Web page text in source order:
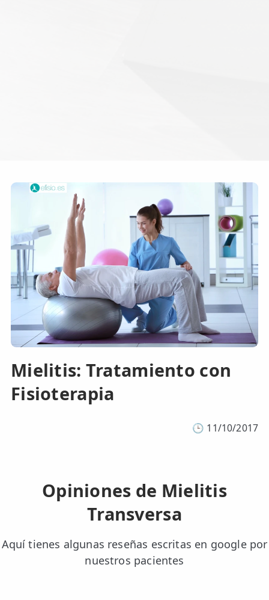
Mielitis: Tratamiento con
Fisioterapia
🕒 11/10/2017
Opiniones de Mielitis
Transversa
Aquí tienes algunas reseñas escritas en google por
nuestros pacientes